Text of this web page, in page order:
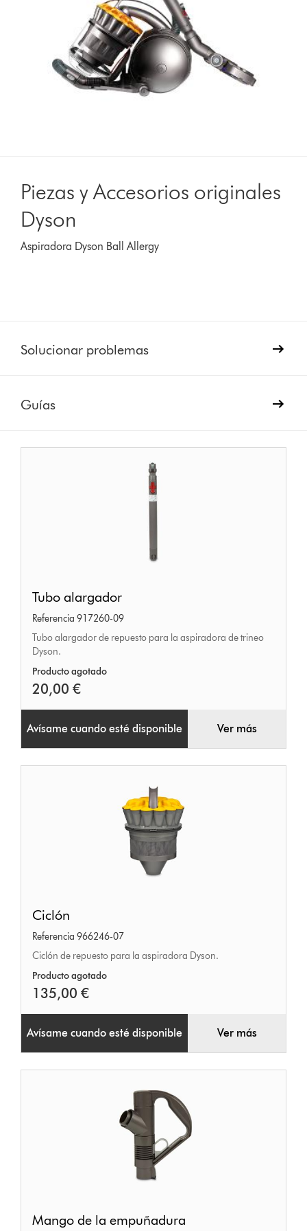
Piezas y Accesorios originales
Dyson
Aspiradora Dyson Ball Allergy
Solucionar problemas
Guías
alargador
Tubo alargador
Referencia 917260-09
Tubo alargador de repuesto para la aspiradora de trineo
Dyson.
Producto agotado
20,00 €
Avísame cuando esté disponible Ver más
Ciclón
Referencia 966246-07
Ciclón de repuesto para la aspiradora Dyson.
Producto agotado
135,00 €
Avísame cuando esté disponible Ver más
de
Mango de la empuñadura